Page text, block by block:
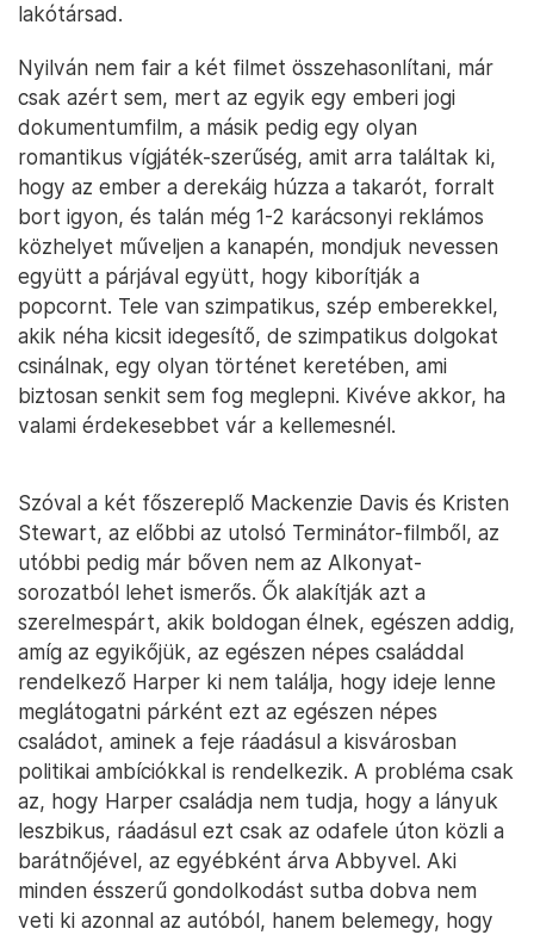
lakótársad.
Nyilván nem fair a két filmet összehasonlítani, már
csak azért sem, mert az egyik egy emberi jogi
dokumentumfilm, a másik pedig egy olyan
romantikus vígjáték-szerűség, amit arra találtak ki,
hogy az ember a derekáig húzza a takarót, forralt
bort igyon, és talán még 1-2 karácsonyi reklámos
közhelyet műveljen a kanapén, mondjuk nevessen
együtt a párjával együtt, hogy kiborítják a
popcornt. Tele van szimpatikus, szép emberekkel,
akik néha kicsit idegesítő, de szimpatikus dolgokat
csinálnak, egy olyan történet keretében, ami
biztosan senkit sem fog meglepni. Kivéve akkor, ha
valami érdekesebbet vár a kellemesnél.
Szóval a két főszereplő Mackenzie Davis és Kristen
Stewart, az előbbi az utolsó Terminátor-filmből, az
utóbbi pedig már bőven nem az Alkonyat-
sorozatból lehet ismerős. Ők alakítják azt a
szerelmespárt, akik boldogan élnek, egészen addig,
amíg az egyikőjük, az egészen népes családdal
rendelkező Harper ki nem találja, hogy ideje lenne
meglátogatni párként ezt az egészen népes
családot, aminek a feje ráadásul a kisvárosban
politikai ambíciókkal is rendelkezik. A probléma csak
az, hogy Harper családja nem tudja, hogy a lányuk
leszbikus, ráadásul ezt csak az odafele úton közli a
barátnőjével, az egyébként árva Abbyvel. Aki
minden ésszerű gondolkodást sutba dobva nem
veti ki azonnal az autóból, hanem belemegy, hogy